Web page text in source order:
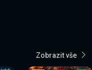
Zobrazit vše